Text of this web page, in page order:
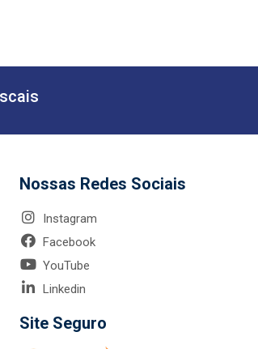
Nossas Redes Sociais
Instagram
Facebook
YouTube
Linkedin
Site Seguro